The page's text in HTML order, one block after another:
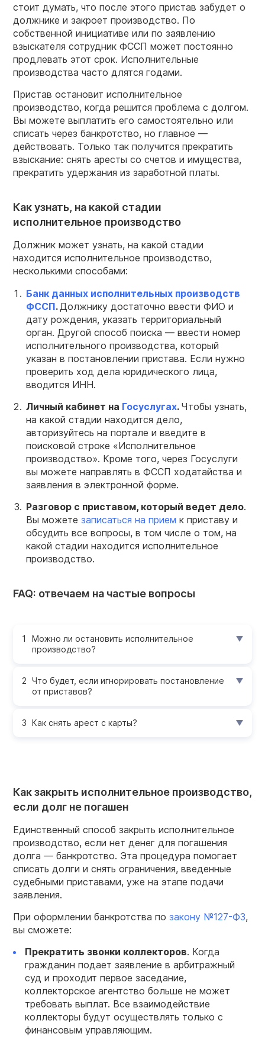
стоит думать, что после этого пристав забудет о
должнике и закроет производство. По
собственной инициативе или по заявлению
взыскателя сотрудник ФССП может постоянно
продлевать этот срок. Исполнительные
производства часто длятся годами.
Пристав остановит исполнительное
производство, когда решится проблема с долгом.
Вы можете выплатить его самостоятельно или
списать через банкротство, но главное —
действовать. Только так получится прекратить
взыскание: снять аресты со счетов и имущества,
прекратить удержания из заработной платы.
Как узнать, на какой стадии
исполнительное производство
Должник может узнать, на какой стадии
находится исполнительное производство,
несколькими способами:
Банк данных исполнительных производств
ФССП. Должнику достаточно ввести ФИО и
дату рождения, указать территориальный
орган. Другой способ поиска — ввести номер
исполнительного производства, который
указан в постановлении пристава. Если нужно
проверить ход дела юридического лица,
вводится ИНН.
Личный кабинет на Госуслугах. Чтобы узнать,
на какой стадии находится дело,
авторизуйтесь на портале и введите в
поисковой строке «Исполнительное
производство». Кроме того, через Госуслуги
вы можете направлять в ФССП ходатайства и
заявления в электронной форме.
Разговор с приставом, который ведет дело.
Вы можете записаться на прием к приставу и
обсудить все вопросы, в том числе о том, на
какой стадии находится исполнительное
производство.
FAQ: отвечаем на частые вопросы
Можно ли остановить исполнительное
производство?
Что будет, если игнорировать постановление
от приставов?
Как снять арест с карты?
Как закрыть исполнительное производство,
если долг не погашен
Единственный способ закрыть исполнительное
производство, если нет денег для погашения
долга — банкротство. Эта процедура помогает
списать долги и снять ограничения, введенные
судебными приставами, уже на этапе подачи
заявления.
При оформлении банкротства по закону №127-ФЗ,
вы сможете:
Прекратить звонки коллекторов. Когда
гражданин подает заявление в арбитражный
суд и проходит первое заседание,
коллекторское агентство больше не может
требовать выплат. Все взаимодействие
коллекторы будут осуществлять только с
финансовым управляющим.